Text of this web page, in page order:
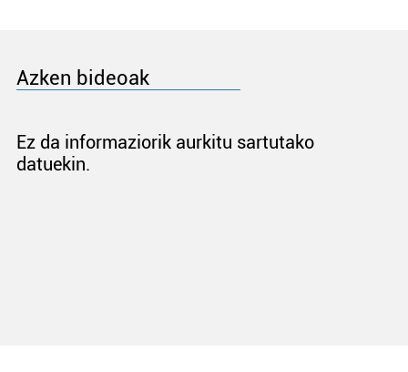
Azken bideoak
Ez da informaziorik aurkitu sartutako
datuekin.